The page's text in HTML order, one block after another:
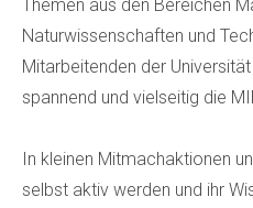
Themen aus den Bereichen
Naturwissenschaften und
Mitarbeitenden der
spannend und vielseitig die
In kleinen Mitmachaktionen
selbst aktiv werden und ihr